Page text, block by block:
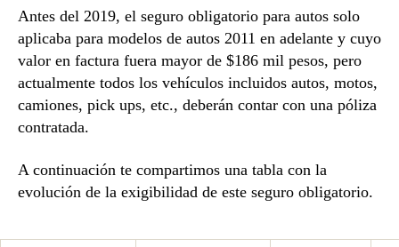
Antes del 2019, el seguro obligatorio para autos solo
aplicaba para modelos de autos 2011 en adelante y cuyo
valor en factura fuera mayor de $186 mil pesos, pero
actualmente todos los vehículos incluidos autos, motos,
camiones, pick ups, etc., deberán contar con una póliza
contratada.
A continuación te compartimos una tabla con la
evolución de la exigibilidad de este seguro obligatorio.